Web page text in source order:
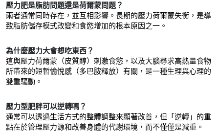
壓力肥是脂肪問題還是荷爾蒙問題？
兩者通常同時存在，並互相影響。長期的壓力荷爾蒙失衡，是導
致脂肪儲存模式改變和食慾增加的根本原因之一。
為什麼壓力大會想吃東西？
這與壓力荷爾蒙（皮質醇）刺激食慾，以及大腦尋求高熱量食物
所帶來的短暫愉悅感（多巴胺釋放）有關，是一種生理與心理的
雙重驅動。
壓力型肥胖可以逆轉嗎？
通常可以透過生活方式的整體調整來顯著改善，但「逆轉」的重
點在於管理壓力源和改善身體的代謝環境，而不僅僅是減重。